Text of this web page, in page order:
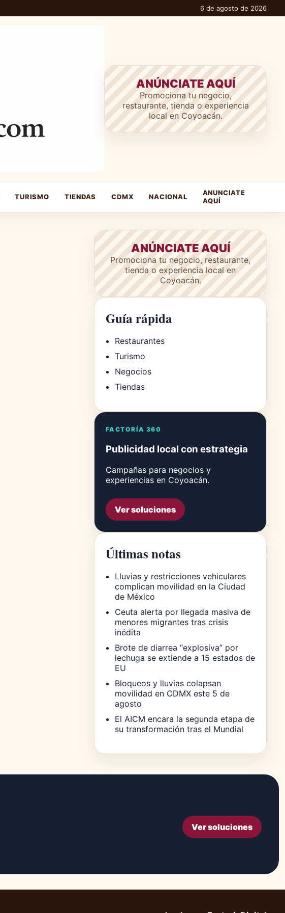
6 de agosto de 2026
ANÚNCIATE AQUÍ
Promociona tu negocio,
restaurante, tienda o experiencia
local en Coyoacán.
TURISMO TIENDAS CDMX NACIONAL
ANUNCIATE
AQUÍ
ANÚNCIATE AQUÍ
Promociona tu negocio, restaurante,
tienda o experiencia local en
Coyoacán.
Guía rápida
Restaurantes
Turismo
Negocios
Tiendas
FACTORÍA 360
Publicidad local con estrategia
Campañas para negocios y
experiencias en Coyoacán.
Ver soluciones
Últimas notas
Lluvias y restricciones vehiculares
complican movilidad en la Ciudad
de México
Ceuta alerta por llegada masiva de
menores migrantes tras crisis
inédita
Brote de diarrea “explosiva” por
lechuga se extiende a 15 estados de
EU
Bloqueos y lluvias colapsan
movilidad en CDMX este 5 de
agosto
El AICM encara la segunda etapa de
su transformación tras el Mundial
Ver soluciones